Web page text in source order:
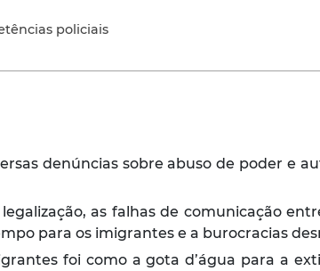
policiais
denúncias sobre abuso de poder e
as falhas de comunicação
para os imigrantes e a burocracias
foi como a gota d’água para a